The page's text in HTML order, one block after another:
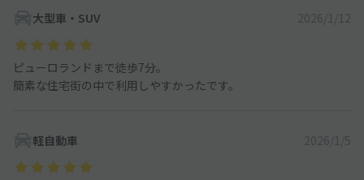
大型車・SUV 2026/1/12
ピューロランドまで徒歩7分。
簡素な住宅街の中で利用しやすかったです。
軽自動車 2026/1/5